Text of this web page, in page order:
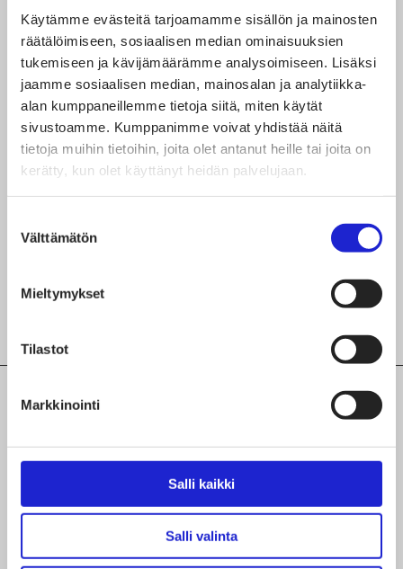
Käytämme evästeitä tarjoamamme sisällön ja mainosten
räätälöimiseen, sosiaalisen median ominaisuuksien
tukemiseen ja kävijämäärämme analysoimiseen. Lisäksi
jaamme sosiaalisen median, mainosalan ja analytiikka-
alan kumppaneillemme tietoja siitä, miten käytät
sivustoamme. Kumppanimme voivat yhdistää näitä
tietoja muihin tietoihin, joita olet antanut heille tai joita on
kerätty, kun olet käyttänyt heidän palvelujaan.
valinta
Välttämätön
Mieltymykset
Tilastot
Markkinointi
Salli kaikki
Salli valinta
ammatillisen koulutuksen koulutuksen järjestäjänä.
Vuosi 2022 on juhlavuosi, kun Keuda täyttää 60
vuotta.
Seuraa yritystä somessa
TUTUSTU MYÖS NÄIHIN
JÄSENYRITYKSIIN
Ammattiopisto Tavastia
K&H Annala Oy